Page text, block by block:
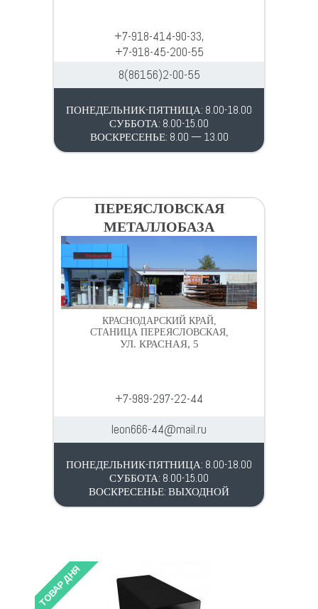
+7-918-414-90-33,
+7-918-45-200-55
8(86156)2-00-55
ПОНЕДЕЛЬНИК-ПЯТНИЦА: 8.00-18.00
СУББОТА: 8.00-15.00
ВОСКРЕСЕНЬЕ: 8.00 — 13.00
ПЕРЕЯСЛОВСКАЯ
МЕТАЛЛОБАЗА
КРАСНОДАРСКИЙ КРАЙ,
СТАНИЦА ПЕРЕЯСЛОВСКАЯ,
УЛ. КРАСНАЯ, 5
+7-989-297-22-44
leon666-44@mail.ru
ПОНЕДЕЛЬНИК-ПЯТНИЦА: 8.00-18.00
СУББОТА: 8.00-15.00
ВОСКРЕСЕНЬЕ: ВЫХОДНОЙ
ТОВАР ДНЯ